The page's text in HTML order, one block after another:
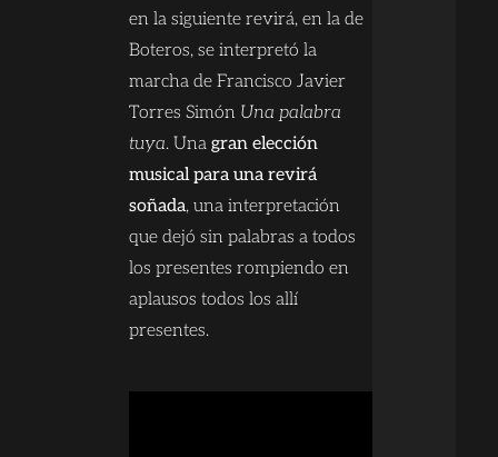
en la siguiente revirá, en la de
Boteros, se interpretó la
marcha de Francisco Javier
Torres Simón Una palabra
tuya. Una gran elección
musical para una revirá
soñada, una interpretación
que dejó sin palabras a todos
los presentes rompiendo en
aplausos todos los allí
presentes.